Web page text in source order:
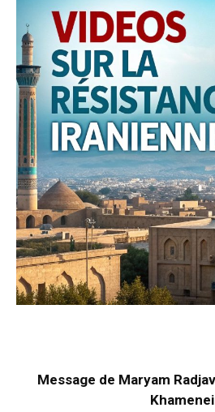
Message de Maryam
Khamenei